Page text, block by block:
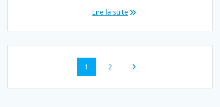
Lire la suite
Navigation
sein
Page
1 Page
2